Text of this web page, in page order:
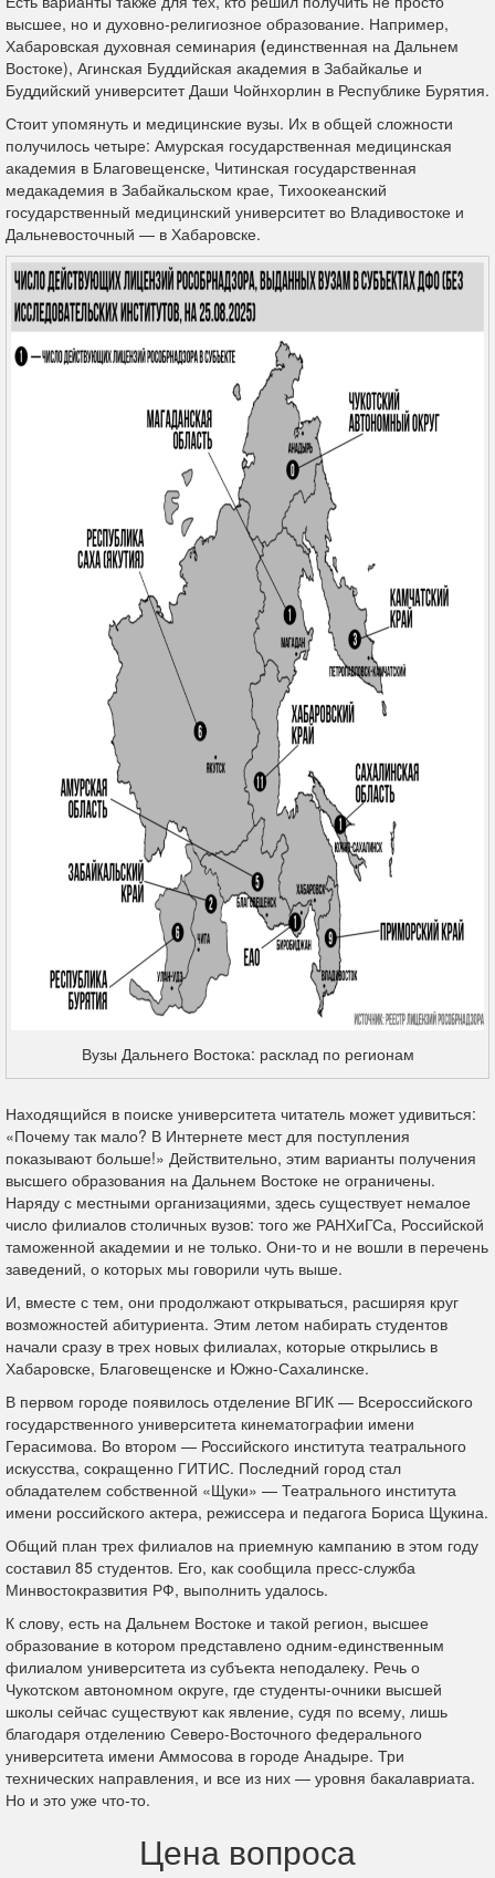
высшее, но и духовно-религиозное образование. Например,
Хабаровская духовная семинария (единственная на Дальнем
Востоке), Агинская Буддийская академия в Забайкалье и
Буддийский университет Даши Чойнхорлин в Республике Бурятия.
Стоит упомянуть и медицинские вузы. Их в общей сложности
получилось четыре: Амурская государственная медицинская
академия в Благовещенске, Читинская государственная
медакадемия в Забайкальском крае, Тихоокеанский
государственный медицинский университет во Владивостоке и
Дальневосточный — в Хабаровске.
Вузы Дальнего Востока: расклад по регионам
Находящийся в поиске университета читатель может удивиться:
«Почему так мало? В Интернете мест для поступления
показывают больше!» Действительно, этим варианты получения
высшего образования на Дальнем Востоке не ограничены.
Наряду с местными организациями, здесь существует немалое
число филиалов столичных вузов: того же РАНХиГСа, Российской
таможенной академии и не только. Они-то и не вошли в перечень
заведений, о которых мы говорили чуть выше.
И, вместе с тем, они продолжают открываться, расширяя круг
возможностей абитуриента. Этим летом набирать студентов
начали сразу в трех новых филиалах, которые открылись в
Хабаровске, Благовещенске и Южно-Сахалинске.
В первом городе появилось отделение ВГИК — Всероссийского
государственного университета кинематографии имени
Герасимова. Во втором — Российского института театрального
искусства, сокращенно ГИТИС. Последний город стал
обладателем собственной «Щуки» — Театрального института
имени российского актера, режиссера и педагога Бориса Щукина.
Общий план трех филиалов на приемную кампанию в этом году
составил 85 студентов. Его, как сообщила пресс-служба
Минвостокразвития РФ, выполнить удалось.
К слову, есть на Дальнем Востоке и такой регион, высшее
образование в котором представлено одним-единственным
филиалом университета из субъекта неподалеку. Речь о
Чукотском автономном округе, где студенты-очники высшей
школы сейчас существуют как явление, судя по всему, лишь
благодаря отделению Северо-Восточного федерального
университета имени Аммосова в городе Анадыре. Три
технических направления, и все из них — уровня бакалавриата.
Но и это уже что-то.
Цена вопроса